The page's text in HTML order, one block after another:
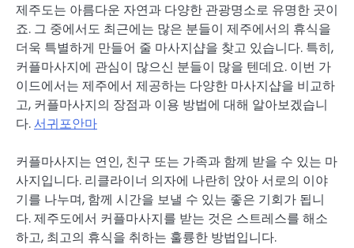
제주도는 아름다운 자연과 다양한 관광명소로 유명한 곳이
죠. 그 중에서도 최근에는 많은 분들이 제주에서의 휴식을
더욱 특별하게 만들어 줄 마사지샵을 찾고 있습니다. 특히,
커플마사지에 관심이 많으신 분들이 많을 텐데요. 이번 가
이드에서는 제주에서 제공하는 다양한 마사지샵을 비교하
고, 커플마사지의 장점과 이용 방법에 대해 알아보겠습니
다. 서귀포안마
커플마사지는 연인, 친구 또는 가족과 함께 받을 수 있는 마
사지입니다. 리클라이너 의자에 나란히 앉아 서로의 이야
기를 나누며, 함께 시간을 보낼 수 있는 좋은 기회가 됩니
다. 제주도에서 커플마사지를 받는 것은 스트레스를 해소
하고, 최고의 휴식을 취하는 훌륭한 방법입니다.